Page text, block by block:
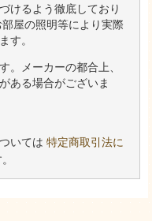
けるよう徹底しており
屋の照明等により実際
す。
。メーカーの都合上、
ある場合がございま
いては 特定商取引法に